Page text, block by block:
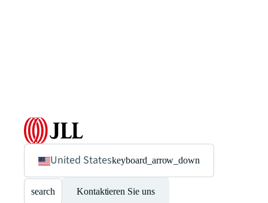
United Stateskeyboard_arrow_down
search Kontaktieren Sie uns